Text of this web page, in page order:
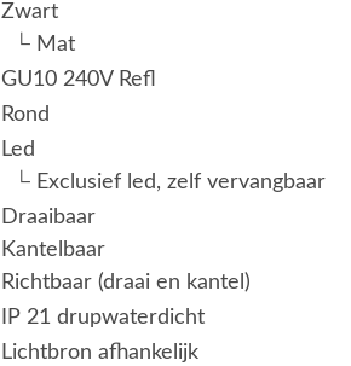
Zwart
└ Mat
GU10 240V Refl
Rond
Led
└ Exclusief led, zelf vervangbaar
Draaibaar
Kantelbaar
Richtbaar (draai en kantel)
IP 21 drupwaterdicht
Lichtbron afhankelijk